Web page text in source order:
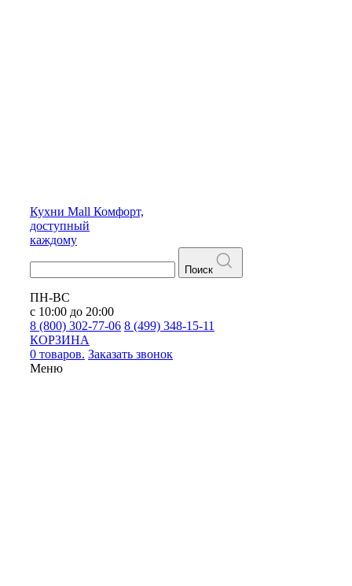
Кухни Mall Комфорт,
доступный
каждому
Поиск
ПН-ВС
с 10:00 до 20:00
8 (800) 302-77-06 8 (499) 348-15-11
КОРЗИНА
0 товаров. Заказать звонок
Меню